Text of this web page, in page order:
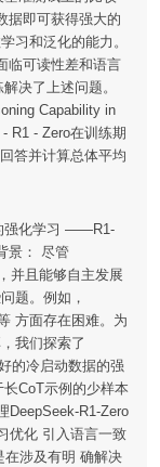
据即可获得强大的
习和泛化的能力。
临可读性差和语言
决了上述问题。
Capability in
R1 - Zero在训练期
答并计算总体平均
强化学习 ——R1-
景： 尽管
并且能够自主发展
题。例如，
方面存在困难。为
我们探索了
的冷启动数据的强
CoT示例的少样本
DeepSeek-R1-Zero
优化 引入语言一致
在涉及有明 确解决